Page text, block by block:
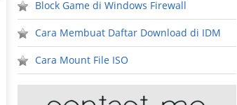
Block Game di Windows Firewall
Cara Membuat Daftar Download di IDM
Cara Mount File ISO